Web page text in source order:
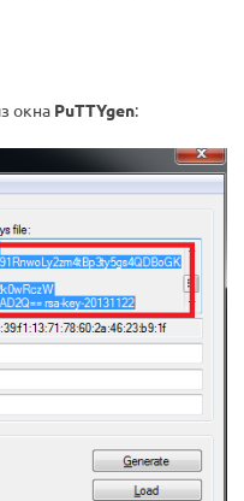
окна PuTTYgen: